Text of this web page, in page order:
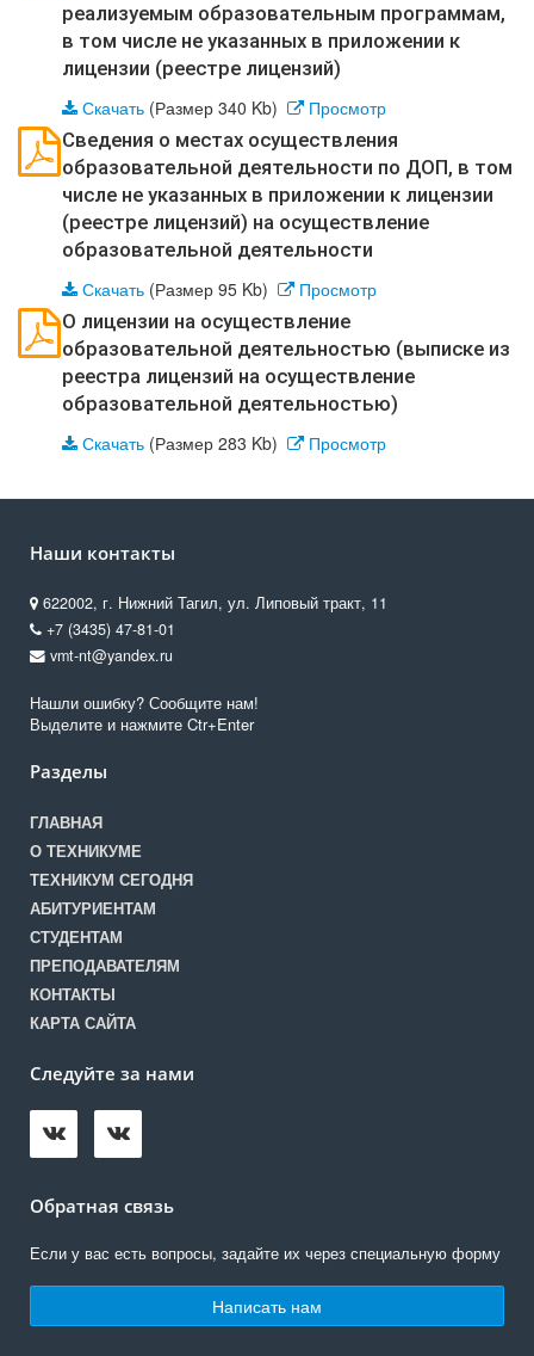
реализуемым образовательным программам,
в том числе не указанных в приложении к
лицензии (реестре лицензий)
Скачать (Размер 340 Kb)
Просмотр
Сведения о местах осуществления
образовательной деятельности по ДОП, в том
числе не указанных в приложении к лицензии
(реестре лицензий) на осуществление
образовательной деятельности
Скачать (Размер 95 Kb)
Просмотр
О лицензии на осуществление
образовательной деятельностью (выписке из
реестра лицензий на осуществление
образовательной деятельностью)
Скачать (Размер 283 Kb) Просмотр
Наши контакты
622002, г. Нижний Тагил, ул. Липовый тракт, 11
+7 (3435) 47-81-01
vmt-nt@yandex.ru
Нашли ошибку? Сообщите нам!
Выделите и нажмите Ctr+Enter
Разделы
ГЛАВНАЯ
О ТЕХНИКУМЕ
ТЕХНИКУМ СЕГОДНЯ
АБИТУРИЕНТАМ
СТУДЕНТАМ
ПРЕПОДАВАТЕЛЯМ
КОНТАКТЫ
КАРТА САЙТА
Следуйте за нами
Обратная связь
Если у вас есть вопросы, задайте их через специальную форму
Написать нам